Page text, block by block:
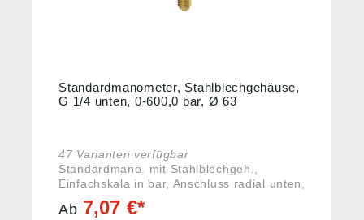
Standardmanometer, Stahlblechgehäuse,
G 1/4 unten, 0-600,0 bar, Ø 63
47 Varianten verfügbar
Standardmano. mit Stahlblechgeh.,
Einfachskala in bar, Anschluss radial unten,
G 1/4, Güteklasse 1,6, Messber. 0 - 600,0
bar, Ø 63. Rohrfedermanometer in
Ab 7,07 €*